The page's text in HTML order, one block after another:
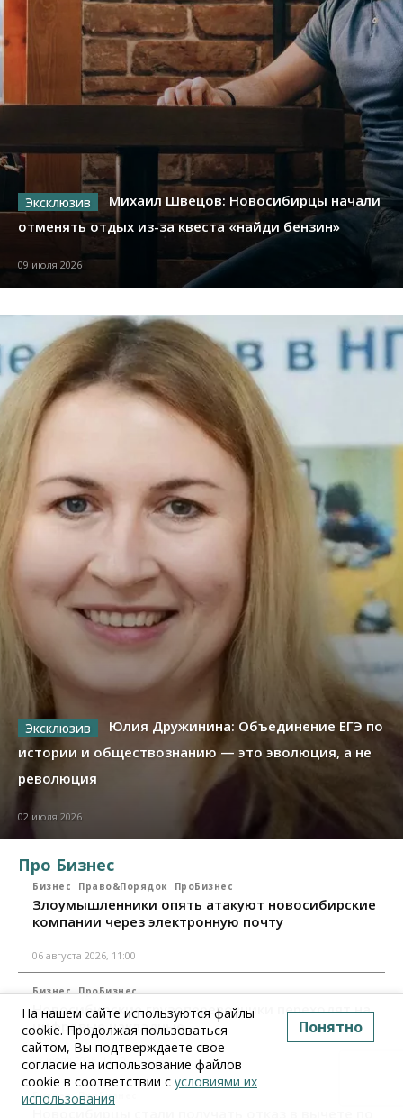
Михаил Швецов: Новосибирцы начали
отменять отдых из-за квеста «найди бензин»
09 июля 2026
Юлия Дружинина: Объединение ЕГЭ по
истории и обществознанию — это эволюция, а не
революция
02 июля 2026
Про Бизнес
Бизнес Право&Порядок ПроБизнес
Злоумышленники опять атакуют новосибирские
компании через электронную почту
06 августа 2026, 11:00
Бизнес ПроБизнес
Новосибирские грузоперевозчики переходят на
цифровые накладные
28 июля 2026, 11:00
Бизнес ПроБизнес
На нашем сайте используются файлы
cookie. Продолжая пользоваться
сайтом, Вы подтверждаете свое
согласие на использование файлов
cookie в соответствии с условиями их
использования
Понятно